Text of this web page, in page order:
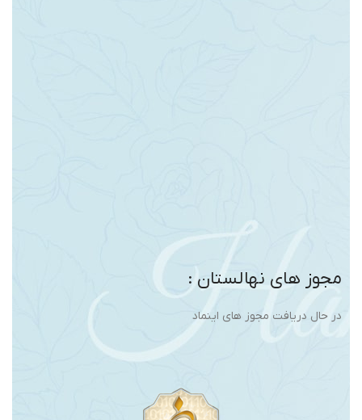
مجوز های نهالستان :
در حال دریافت مجوز های اینماد